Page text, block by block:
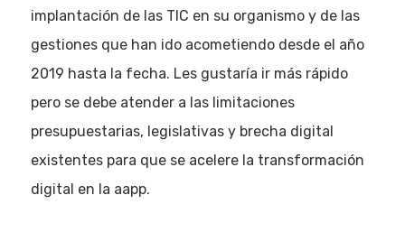
implantación de las TIC en su organismo y de las
gestiones que han ido acometiendo desde el año
2019 hasta la fecha. Les gustaría ir más rápido
pero se debe atender a las limitaciones
presupuestarias, legislativas y brecha digital
existentes para que se acelere la transformación
digital en la aapp.